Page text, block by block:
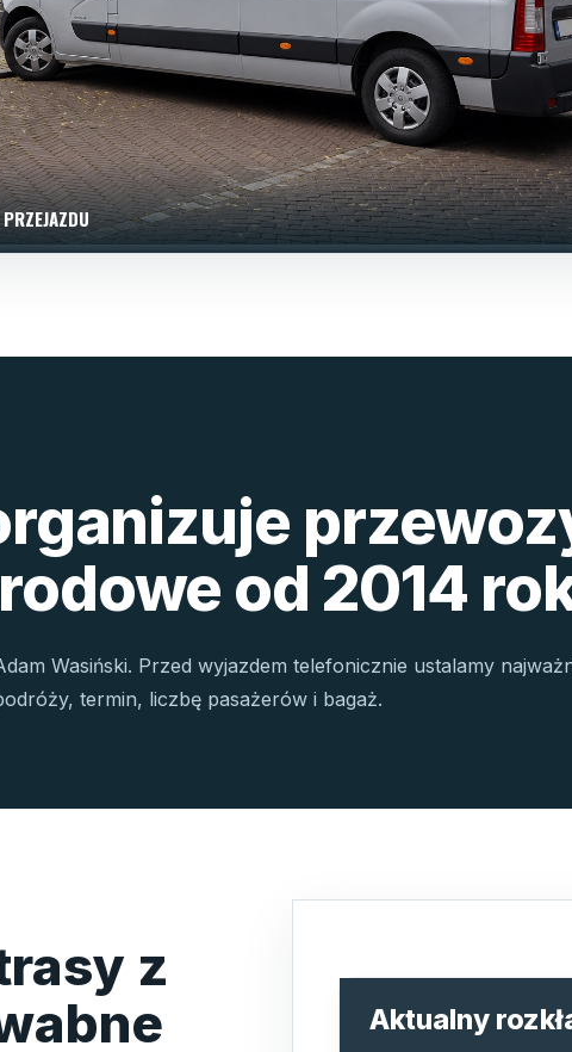
od 2014
Wasiński. Przed wyjazdem telefonicznie ustalamy
termin, liczbę pasażerów i bagaż.
z
Aktualny